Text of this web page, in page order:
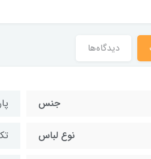
دیدگاه‌ها
جنس
نوع لباس